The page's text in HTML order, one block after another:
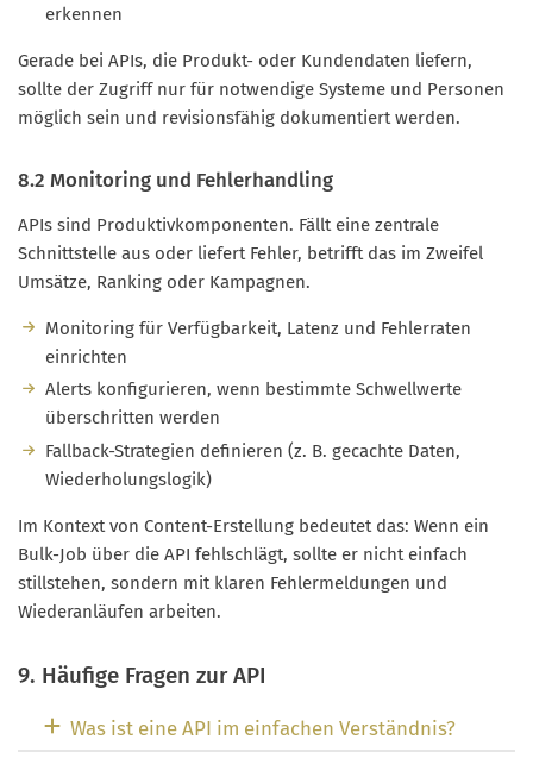
erkennen
Gerade bei APIs, die Produkt- oder Kundendaten liefern,
sollte der Zugriff nur für notwendige Systeme und Personen
möglich sein und revisionsfähig dokumentiert werden.
8.2 Monitoring und Fehlerhandling
APIs sind Produktivkomponenten. Fällt eine zentrale
Schnittstelle aus oder liefert Fehler, betrifft das im Zweifel
Umsätze, Ranking oder Kampagnen.
Monitoring für Verfügbarkeit, Latenz und Fehlerraten
einrichten
Alerts konfigurieren, wenn bestimmte Schwellwerte
überschritten werden
Fallback-Strategien definieren (z. B. gecachte Daten,
Wiederholungslogik)
Im Kontext von Content-Erstellung bedeutet das: Wenn ein
Bulk-Job über die API fehlschlägt, sollte er nicht einfach
stillstehen, sondern mit klaren Fehlermeldungen und
Wiederanläufen arbeiten.
9. Häufige Fragen zur API
Was ist eine API im einfachen Verständnis?